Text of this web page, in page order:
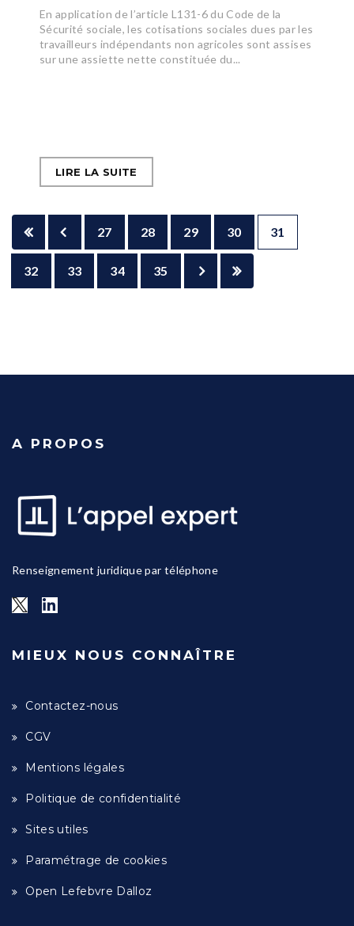
En application de l’article L131-6 du Code de la
Sécurité sociale, les cotisations sociales dues par les
travailleurs indépendants non agricoles sont assises
sur une assiette nette constituée du...
LIRE LA SUITE
27 28 29 30 31
32 33 34 35
A PROPOS
Renseignement juridique par téléphone
MIEUX NOUS CONNAÎTRE
Contactez-nous
CGV
Mentions légales
Politique de confidentialité
Sites utiles
Paramétrage de cookies
Open Lefebvre Dalloz